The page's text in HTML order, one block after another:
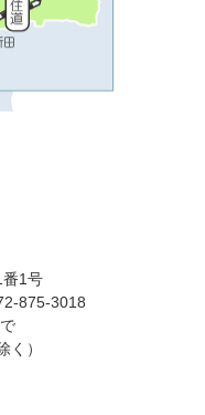
1号
875-3018
く）